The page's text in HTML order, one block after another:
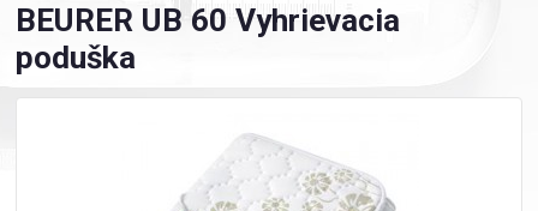
BEURER UB 60 Vyhrievacia
poduška